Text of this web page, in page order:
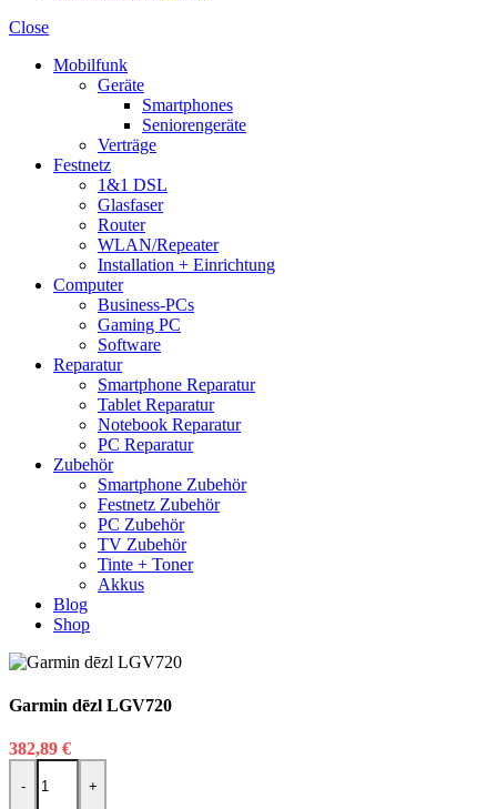
Close
Mobilfunk
Geräte
Smartphones
Seniorengeräte
Verträge
Festnetz
1&1 DSL
Glasfaser
Router
WLAN/Repeater
Installation + Einrichtung
Computer
Business-PCs
Gaming PC
Software
Reparatur
Smartphone Reparatur
Tablet Reparatur
Notebook Reparatur
PC Reparatur
Zubehör
Smartphone Zubehör
Festnetz Zubehör
PC Zubehör
TV Zubehör
Tinte + Toner
Akkus
Blog
Shop
Garmin dēzl LGV720
382,89 €
-
Garmin dēzl LGV720 Menge
+